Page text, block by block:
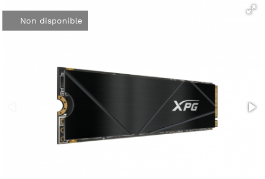
Non disponible